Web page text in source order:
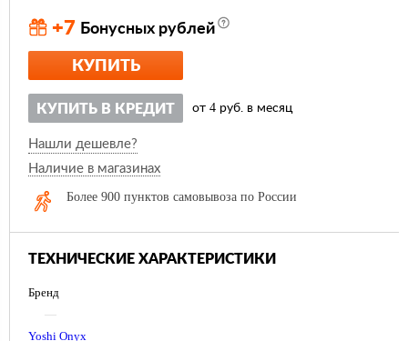
+7 Бонусных рублей
КУПИТЬ
КУПИТЬ В КРЕДИТ от 4 руб. в месяц
Нашли дешевле?
Наличие в магазинах
Более 900 пунктов самовывоза по России
ТЕХНИЧЕСКИЕ ХАРАКТЕРИСТИКИ
Бренд
—
Yoshi Onyx